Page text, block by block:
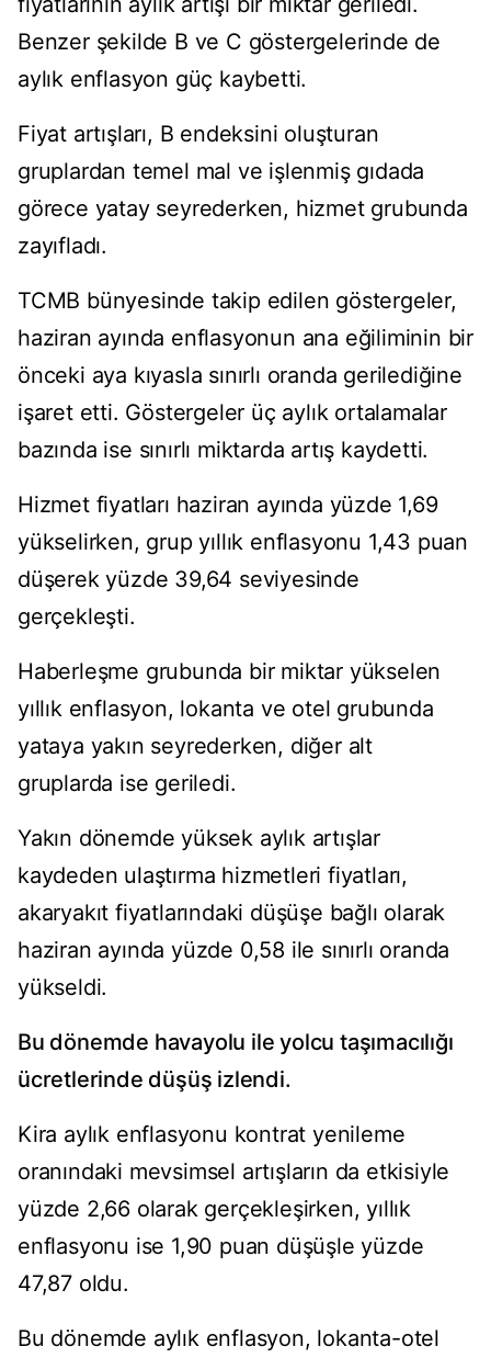
Benzer şekilde B ve C göstergelerinde de
aylık enflasyon güç kaybetti.
Fiyat artışları, B endeksini oluşturan
gruplardan temel mal ve işlenmiş gıdada
görece yatay seyrederken, hizmet grubunda
zayıfladı.
TCMB bünyesinde takip edilen göstergeler,
haziran ayında enflasyonun ana eğiliminin bir
önceki aya kıyasla sınırlı oranda gerilediğine
işaret etti. Göstergeler üç aylık ortalamalar
bazında ise sınırlı miktarda artış kaydetti.
Hizmet fiyatları haziran ayında yüzde 1,69
yükselirken, grup yıllık enflasyonu 1,43 puan
düşerek yüzde 39,64 seviyesinde
gerçekleşti.
Haberleşme grubunda bir miktar yükselen
yıllık enflasyon, lokanta ve otel grubunda
yataya yakın seyrederken, diğer alt
gruplarda ise geriledi.
Yakın dönemde yüksek aylık artışlar
kaydeden ulaştırma hizmetleri fiyatları,
akaryakıt fiyatlarındaki düşüşe bağlı olarak
haziran ayında yüzde 0,58 ile sınırlı oranda
yükseldi.
Bu dönemde havayolu ile yolcu taşımacılığı
ücretlerinde düşüş izlendi.
Kira aylık enflasyonu kontrat yenileme
oranındaki mevsimsel artışların da etkisiyle
yüzde 2,66 olarak gerçekleşirken, yıllık
enflasyonu ise 1,90 puan düşüşle yüzde
47,87 oldu.
Bu dönemde aylık enflasyon, lokanta-otel